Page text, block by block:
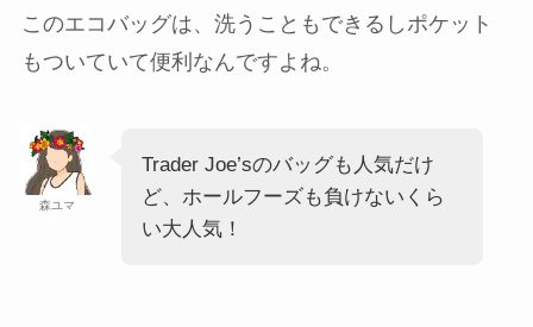
このエコバッグは、洗うこともできるしポケット
もついていて便利なんですよね。
森ユマ
Trader Joe’sのバッグも人気だけ
ど、ホールフーズも負けないくら
い大人気！